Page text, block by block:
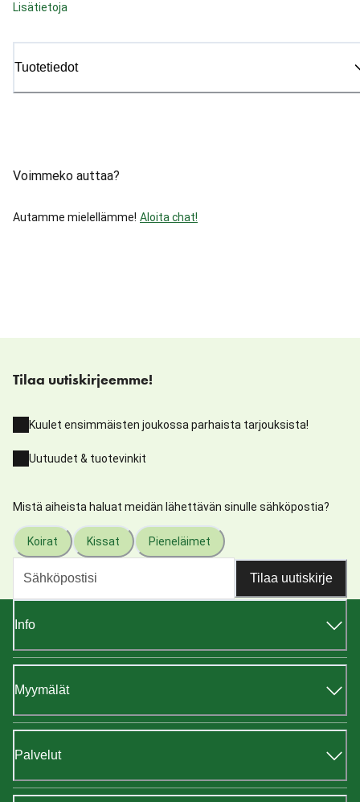
Lisätietoja
Tuotetiedot
Voimmeko auttaa?
Autamme mielellämme! Aloita chat!
Tilaa uutiskirjeemme!
Kuulet ensimmäisten joukossa parhaista tarjouksista!
Uutuudet & tuotevinkit
Mistä aiheista haluat meidän lähettävän sinulle sähköpostia?
Koirat Kissat Pieneläimet
Tilaa uutiskirje
Info
Myymälät
Palvelut